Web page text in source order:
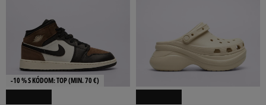
-10 % S KÓDOM: TOP (MIN. 70 €)